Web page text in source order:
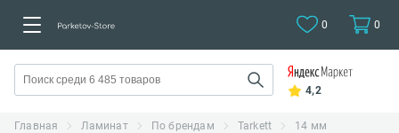
0 0
4,2
Главная Ламинат По брендам Tarkett 14 мм